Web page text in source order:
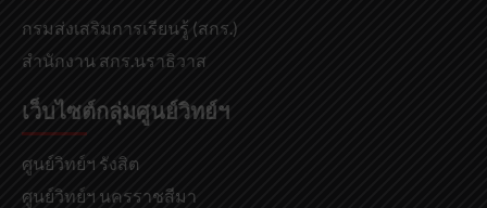
กรมส่งเสริมการเรียนรู้ (สกร.)
สำนักงาน สกร.นราธิวาส
เว็บไซต์กลุ่มศูนย์วิทย์ฯ
ศูนย์วิทย์ฯ รังสิต
ศูนย์วิทย์ฯ นครราชสีมา